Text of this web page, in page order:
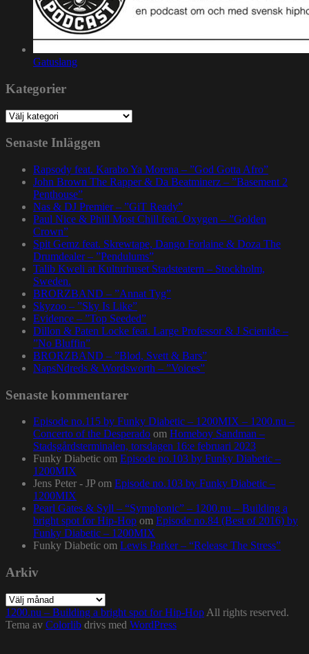
Gatuslang
Kategorier
Kategorier
Senaste Inläggen
Rapsody feat. Karabo Ya Morena – ”God Gotta Afro”
John Brown The Rapper & Da Beatminerz – ”Basement 2
Penthouse”
Nas & DJ Premier – ”GiT Ready”
Paul Nice & Phill Most Chill feat. Oxygen – ”Golden
Crown”
Spit Gemz feat. Skrewtape, Dango Forlaine & Doza The
Drumdealer – ”Pendulums”
Talib Kweli at Kulturhuset Stadsteatern – Stockholm,
Sweden.
BRORZBAND – ”Annat Tyg”
Skyzoo – ”Sky Is Like”
Evidence – ”Top Seeded”
Dillon & Paten Locke feat. Large Professor & J Scienide –
”No Bluffin”
BRORZBAND – ”Blod, Svett & Bars”
NapsNdreds & Wordsworth – ”Voices”
Senaste kommentarer
Episode no.115 by Funky Diabetic – 1200MIX – 1200.nu –
Concerto of the Desperado om Homeboy Sandman –
Stadsgårdsterminalen, torsdagen 16:e februari 2023
Funky Diabetic om Episode no.103 by Funky Diabetic –
1200MIX
Jens Peter - JP om Episode no.103 by Funky Diabetic –
1200MIX
Pearl Gates & Syll – “Symphonic” – 1200.nu – Building a
bright spot for Hip-Hop om Episode no.84 (Best of 2016) by
Funky Diabetic – 1200MIX
Funky Diabetic om Lewis Parker – “Release The Stress”
Arkiv
Arkiv
1200.nu – Building a bright spot for Hip-Hop All rights reserved.
Tema av Colorlib drivs med WordPress